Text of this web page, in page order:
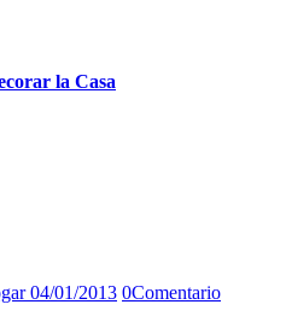
la Casa
04/01/2013 0Comentario